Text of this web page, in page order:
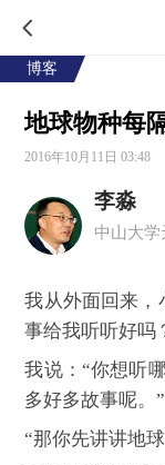
博客
地球物种每
2016年10月11日 03:48
李淼
我从外面回来，
事给我听听好吗
我说：“你想听
多好多故事呢。”
“那你先讲讲地